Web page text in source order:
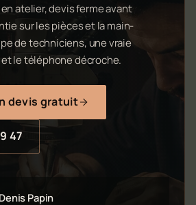
atelier, devis ferme avant
sur les pièces et la main-
de techniciens, une vraie
le téléphone décroche.
devis gratuit
47
Papin